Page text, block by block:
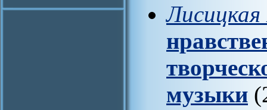
музыки